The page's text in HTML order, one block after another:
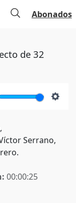
Abonados
de 32
Serrano,
00:00:25